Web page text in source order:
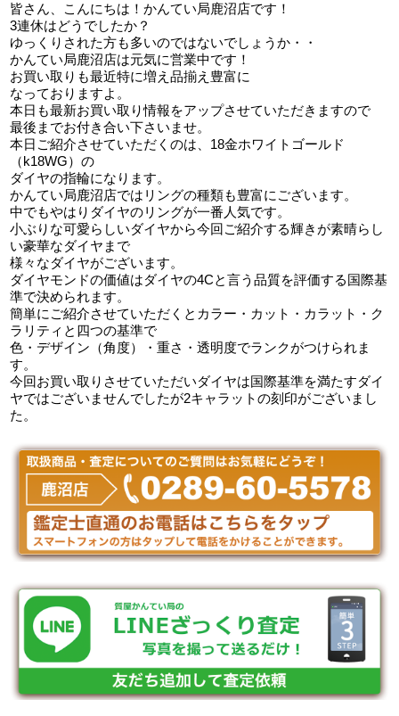
皆さん、こんにちは！かんてい局鹿沼店です！
3連休はどうでしたか？
ゆっくりされた方も多いのではないでしょうか・・
かんてい局鹿沼店は元気に営業中です！
お買い取りも最近特に増え品揃え豊富に
なっておりますよ。
本日も最新お買い取り情報をアップさせていただきますので
最後までお付き合い下さいませ。
本日ご紹介させていただくのは、18金ホワイトゴールド
（k18WG）の
ダイヤの指輪になります。
かんてい局鹿沼店ではリングの種類も豊富にございます。
中でもやはりダイヤのリングが一番人気です。
小ぶりな可愛らしいダイヤから今回ご紹介する輝きが素晴らし
い豪華なダイヤまで
様々なダイヤがございます。
ダイヤモンドの価値はダイヤの4Cと言う品質を評価する国際基
準で決められます。
簡単にご紹介させていただくとカラー・カット・カラット・ク
ラリティと四つの基準で
色・デザイン（角度）・重さ・透明度でランクがつけられま
す。
今回お買い取りさせていただいダイヤは国際基準を満たすダイ
ヤではございませんでしたが2キャラットの刻印がございまし
た。